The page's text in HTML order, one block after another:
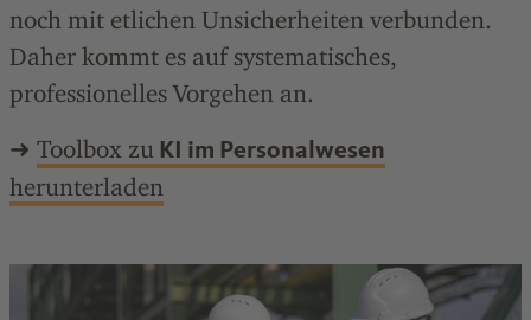
noch mit etlichen Unsicherheiten verbunden.
Daher kommt es auf systematisches,
professionelles Vorgehen an.
➜ Toolbox zu KI im Personalwesen
herunterladen